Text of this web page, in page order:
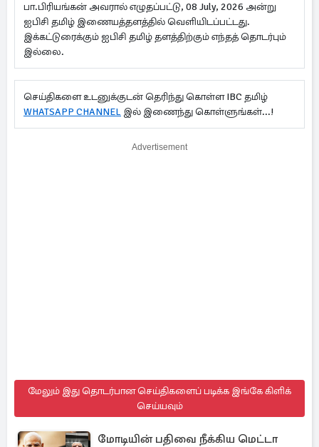
பா.பிரியங்கன் அவரால் எழுதப்பட்டு, 08 July, 2026 அன்று
ஐபிசி தமிழ் இணையத்தளத்தில் வெளியிடப்பட்டது.
இக்கட்டுரைக்கும் ஐபிசி தமிழ் தளத்திற்கும் எந்தத் தொடர்பும்
இல்லை.
செய்திகளை உடனுக்குடன் தெரிந்து கொள்ள IBC தமிழ்
WHATSAPP CHANNEL இல் இணைந்து கொள்ளுங்கள்...!
Advertisement
மேலும் இது தொடர்பான செய்திகளைப் படிக்க இங்கே கிளிக்
செய்யவும்
மோடியின் பதிவை நீக்கிய மெட்டா